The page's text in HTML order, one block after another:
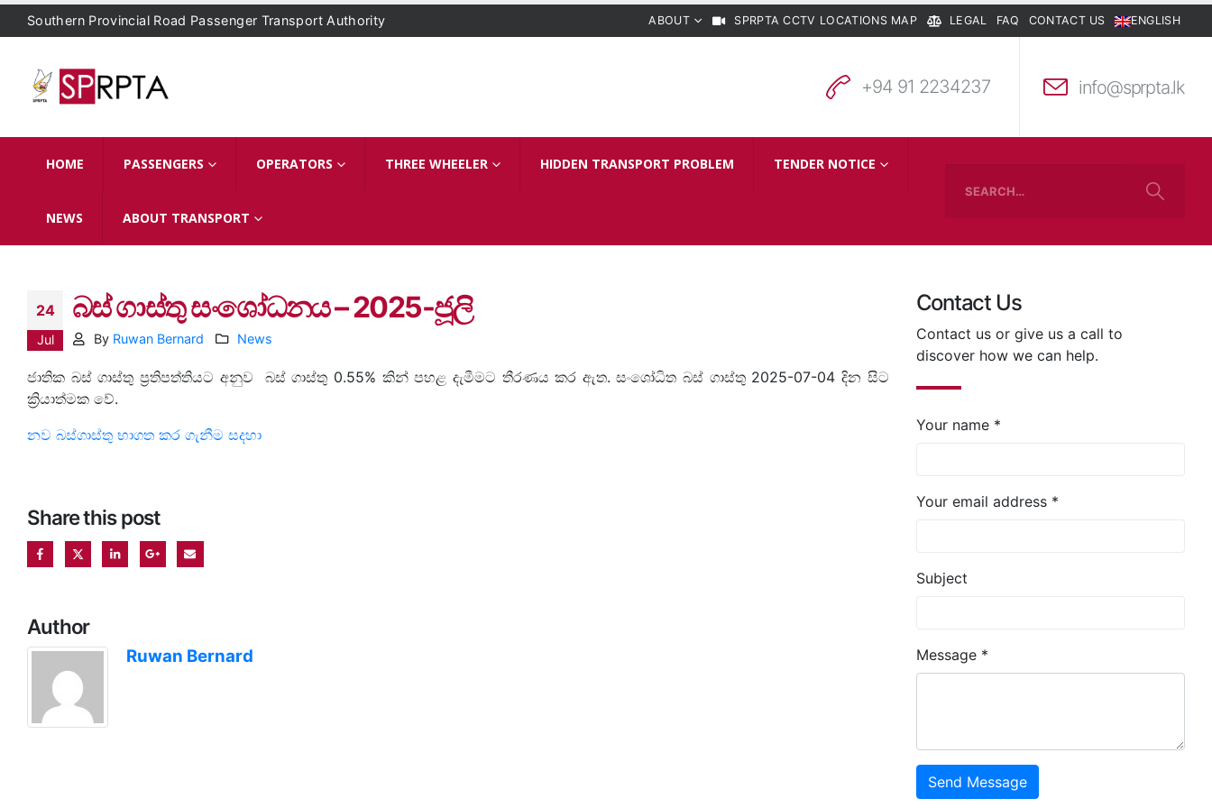
Southern Provincial Road Passenger Transport Authority ABOUT SPRPTA CCTV LOCATIONS MAP LEGAL FAQ CONTACT US ENGLISH
+94 91 2234237 info@sprpta.lk
HOME PASSENGERS OPERATORS THREE WHEELER HIDDEN TRANSPORT PROBLEM TENDER NOTICE
NEWS ABOUT TRANSPORT
24
Jul
බස් ගාස්තු සංශෝධනය – 2025-ජූලි
By Ruwan Bernard News
ජාතික බස් ගාස්තු ප්‍රතිපත්තියට අනුව බස් ගාස්තු 0.55% කින් පහළ දැමීමට තීරණය කර ඇත. සංශෝධිත බස් ගාස්තු 2025-07-04 දින සිට
ක්‍රියාත්මක වේ.
නව බස්ගාස්තු භාගත කර ගැනීම සදහා
Share this post
Author
Ruwan Bernard
Contact Us
Contact us or give us a call to
discover how we can help.
Your name *
Your email address *
Subject
Message *